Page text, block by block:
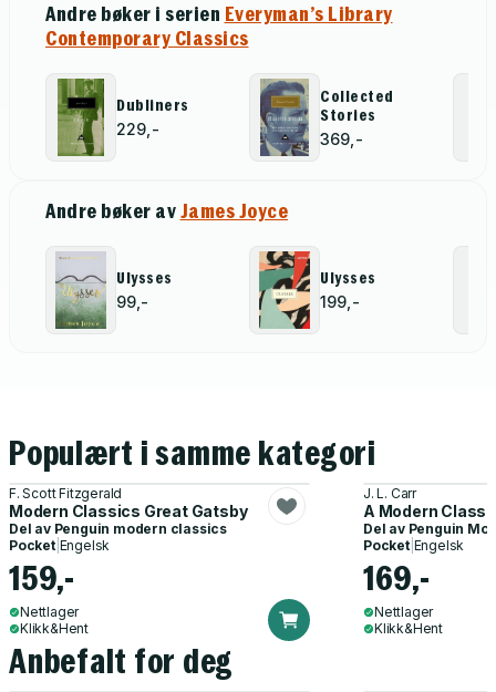
Andre bøker i serien Everyman’s Library
Contemporary Classics
Dubliners
229,-
Collected
Stories
369,-
Andre bøker avJames Joyce
Ulysses
99,-
Ulysses
199,-
Populært i samme kategori
F. Scott Fitzgerald
Modern Classics Great Gatsby
Del av Penguin modern classics
Pocket| Engelsk
159,-
Nettlager
Klikk&Hent
J. L. Carr
A Modern
Del av Penguin
Pocket| Engelsk
169,-
Nettlager
Klikk&Hent
Anbefalt for deg